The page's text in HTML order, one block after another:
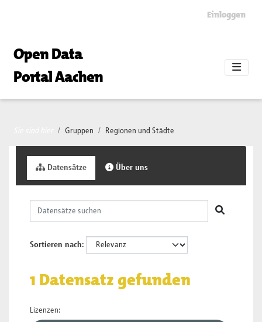
Einloggen
Open Data
Portal Aachen
Gruppen Regionen und Städte
Datensätze Über uns
Sortieren nach
1 Datensatz gefunden
Lizenzen: